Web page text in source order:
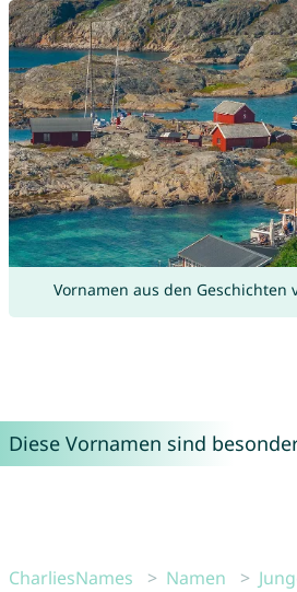
Vornamen aus den Geschichten
Diese Vornamen sind
CharliesNames Namen